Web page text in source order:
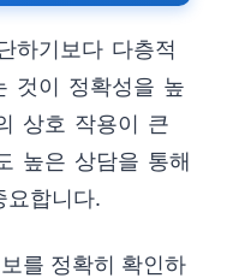
하기보다 다층적
것이 정확성을 높
상호 작용이 큰
높은 상담을 통해
요합니다.
를 정확히 확인하